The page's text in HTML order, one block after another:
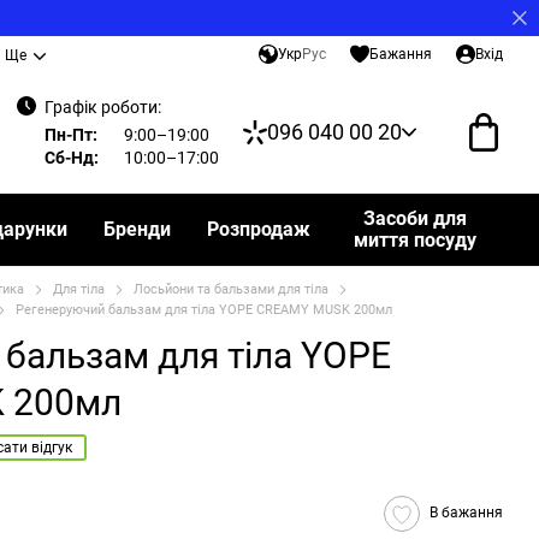
Ще УкрРус Бажання Вхід
Графік роботи:
Пн-Пт:
9:00–19:00
Сб-Нд:
10:00–17:00
096 040 00 20
Бренди Розпродаж
Засоби для
миття посуду
Для тіла
Лосьйони та бальзами для тіла
Регенеруючий бальзам для тіла YOPE CREAMY MUSK 200мл
для тіла YOPE
200мл
відгук
В бажання